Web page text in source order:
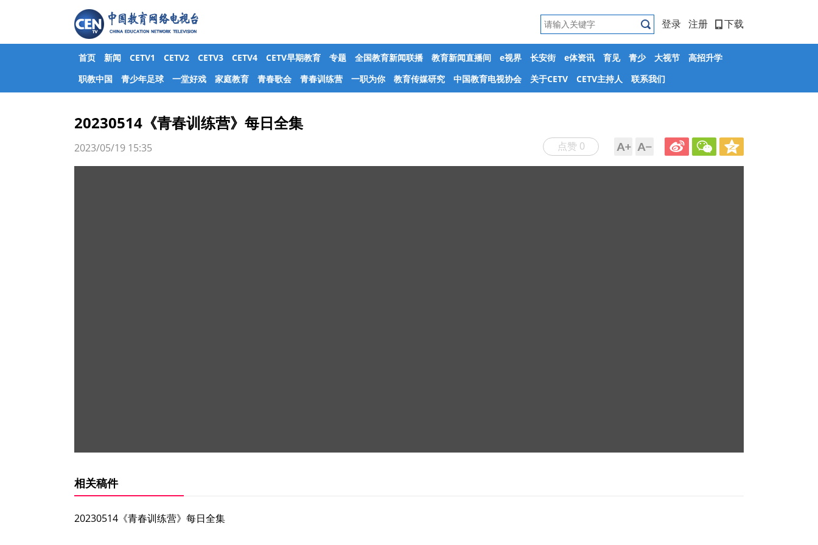
登录 注册 下载
首页 新闻 CETV1 CETV2 CETV3 CETV4 CETV早期教育 专题 全国教育新闻联播 教育新闻直播间 e视界 长安街 e体资讯 育见 青少 大视节
高招升学
职教中国
青少年足球 一堂好戏 家庭教育 青春歌会 青春训练营 一职为你 教育传媒研究 中国教育电视协会 关于CETV CETV主持人 联系我们
20230514《青春训练营》每日全集
点赞 0
2023/05/19 15:35
相关稿件
20230514《青春训练营》每日全集